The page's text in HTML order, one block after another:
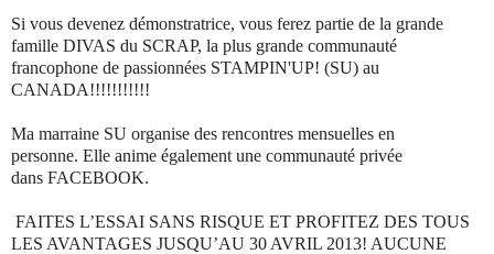
Si vous devenez démonstratrice, vous ferez partie de la grande
famille DIVAS du SCRAP, la plus grande communauté
francophone de passionnées STAMPIN'UP! (SU) au
CANADA!!!!!!!!!!!
Ma marraine SU organise des rencontres mensuelles en
personne. Elle anime également une communauté privée
dans FACEBOOK.
FAITES L’ESSAI SANS RISQUE ET PROFITEZ DES TOUS
LES AVANTAGES JUSQU’AU 30 AVRIL 2013! AUCUNE